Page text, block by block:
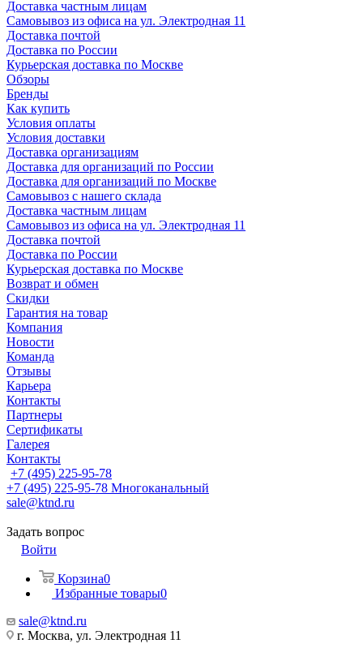
Доставка частным лицам
Самовывоз из офиса на ул. Электродная 11
Доставка почтой
Доставка по России
Курьерская доставка по Москве
Обзоры
Бренды
Как купить
Условия оплаты
Условия доставки
Доставка организациям
Доставка для организаций по России
Доставка для организаций по Москве
Самовывоз с нашего склада
Доставка частным лицам
Самовывоз из офиса на ул. Электродная 11
Доставка почтой
Доставка по России
Курьерская доставка по Москве
Возврат и обмен
Скидки
Гарантия на товар
Компания
Новости
Команда
Отзывы
Карьера
Контакты
Партнеры
Сертификаты
Галерея
Контакты
+7 (495) 225-95-78
+7 (495) 225-95-78 Многоканальный
sale@ktnd.ru
Задать вопрос
Войти
Корзина0
Избранные товары0
sale@ktnd.ru
г. Москва, ул. Электродная 11